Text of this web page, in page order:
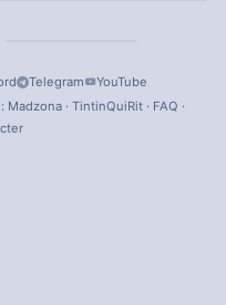
Telegram
YouTube
Madzona· TintinQuiRit· FAQ ·